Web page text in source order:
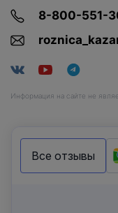
8-800-551-
Информация на сайте не